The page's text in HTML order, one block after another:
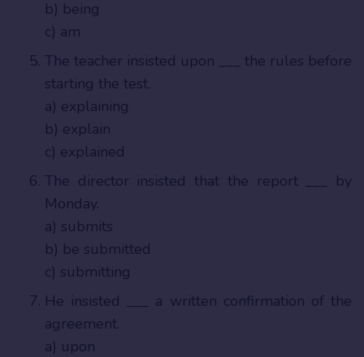
b) being
c) am
The teacher insisted upon ___ the rules before
starting the test.
a) explaining
b) explain
c) explained
The director insisted that the report ___ by
Monday.
a) submits
b) be submitted
c) submitting
He insisted ___ a written confirmation of the
agreement.
a) upon